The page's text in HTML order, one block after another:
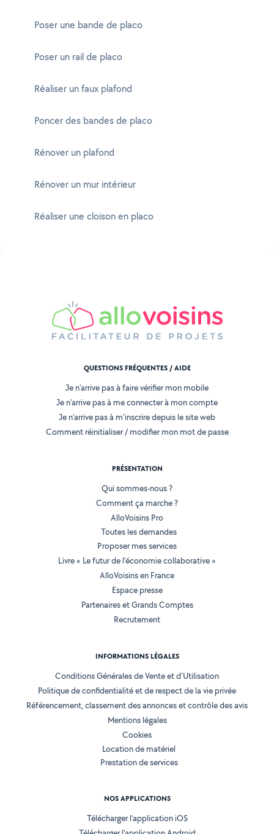
Poser une bande de placo
Poser un rail de placo
Réaliser un faux plafond
Poncer des bandes de placo
Rénover un plafond
Rénover un mur intérieur
Réaliser une cloison en placo
QUESTIONS FRÉQUENTES / AIDE
Je n'arrive pas à faire vérifier mon mobile
Je n'arrive pas à me connecter à mon compte
Je n'arrive pas à m'inscrire depuis le site web
Comment réinitialiser / modifier mon mot de passe
PRÉSENTATION
Qui sommes-nous ?
Comment ça marche ?
AlloVoisins Pro
Toutes les demandes
Proposer mes services
Livre « Le futur de l'économie collaborative »
AlloVoisins en France
Espace presse
Partenaires et Grands Comptes
Recrutement
INFORMATIONS LÉGALES
Conditions Générales de Vente et d'Utilisation
Politique de confidentialité et de respect de la vie privée
Référencement, classement des annonces et contrôle des avis
Mentions légales
Cookies
Location de matériel
Prestation de services
NOS APPLICATIONS
Télécharger l’application iOS